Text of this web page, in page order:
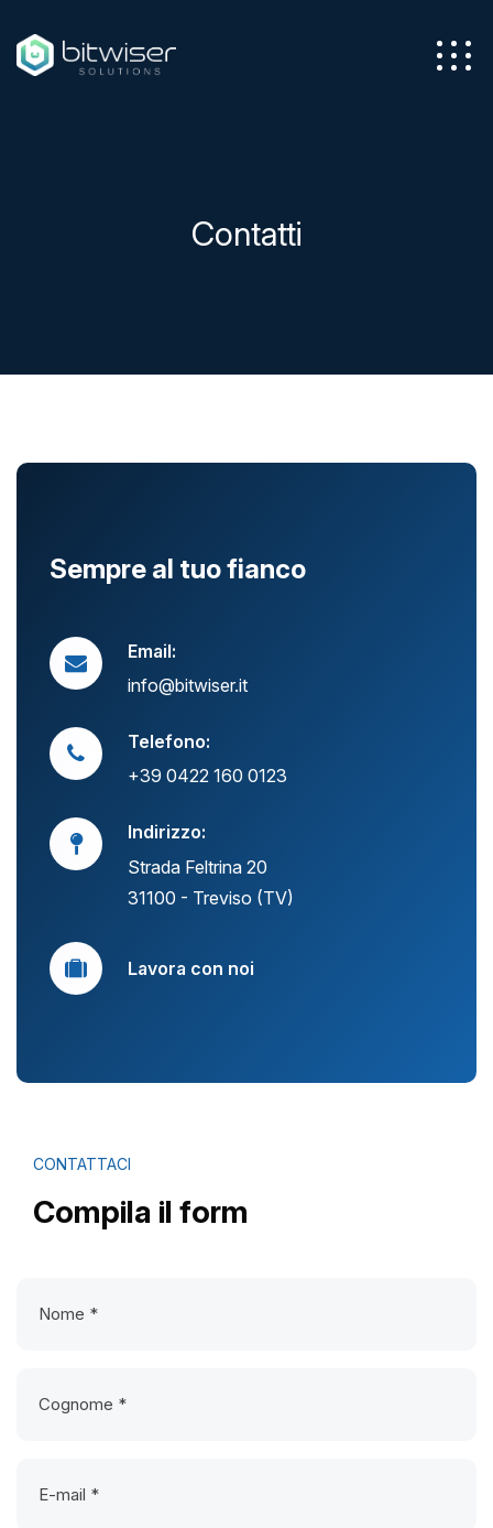
News
Contatti
Jobs
Contatti
Sempre al tuo fianco
Email:
info@bitwiser.it
Telefono:
+39 0422 160 0123
Indirizzo:
Strada Feltrina 20
31100 - Treviso (TV)
Lavora con noi
CONTATTACI
Compila il form